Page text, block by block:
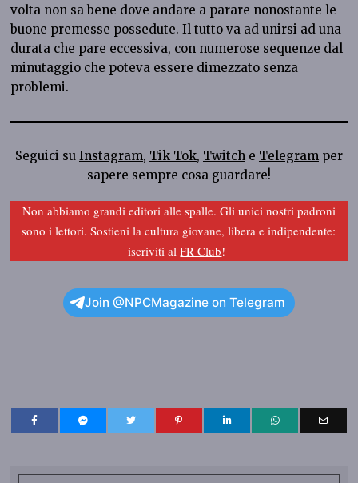
volta non sa bene dove andare a parare nonostante le
buone premesse possedute. Il tutto va ad unirsi ad una
durata che pare eccessiva, con numerose sequenze dal
minutaggio che poteva essere dimezzato senza
problemi.
Seguici su Instagram, Tik Tok, Twitche Telegramper
sapere sempre cosa guardare!
Non abbiamo grandi editori alle spalle. Gli unici nostri padroni
sono i lettori. Sostieni la cultura giovane, libera e indipendente:
iscriviti alFR Club!
Join @NPCMagazine on Telegram